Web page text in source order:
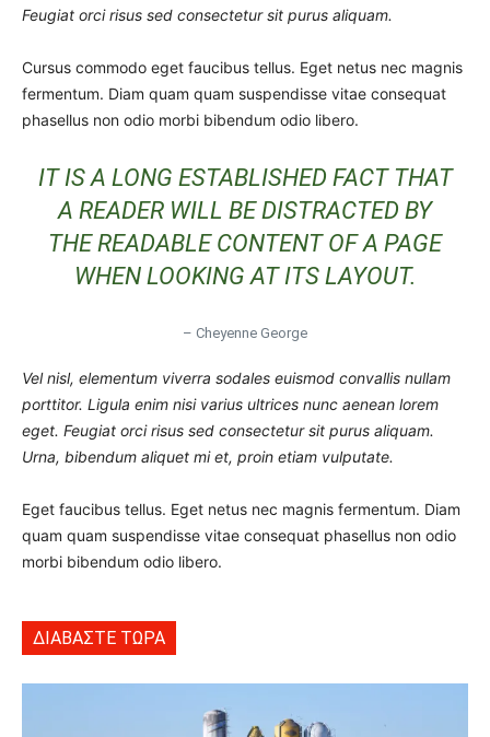
Feugiat orci risus sed consectetur sit purus aliquam.
Cursus commodo eget faucibus tellus. Eget netus nec magnis
fermentum. Diam quam quam suspendisse vitae consequat
phasellus non odio morbi bibendum odio libero.
IT IS A LONG ESTABLISHED FACT THAT
A READER WILL BE DISTRACTED BY
THE READABLE CONTENT OF A PAGE
WHEN LOOKING AT ITS LAYOUT.
– Cheyenne George
Vel nisl, elementum viverra sodales euismod convallis nullam
porttitor. Ligula enim nisi varius ultrices nunc aenean lorem
eget. Feugiat orci risus sed consectetur sit purus aliquam.
Urna, bibendum aliquet mi et, proin etiam vulputate.
Eget faucibus tellus. Eget netus nec magnis fermentum. Diam
quam quam suspendisse vitae consequat phasellus non odio
morbi bibendum odio libero.
ΔΙΑΒΑΣΤΕ ΤΩΡΑ